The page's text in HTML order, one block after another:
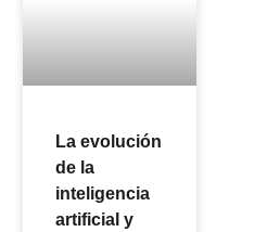
La evolución
de la
inteligencia
artificial y